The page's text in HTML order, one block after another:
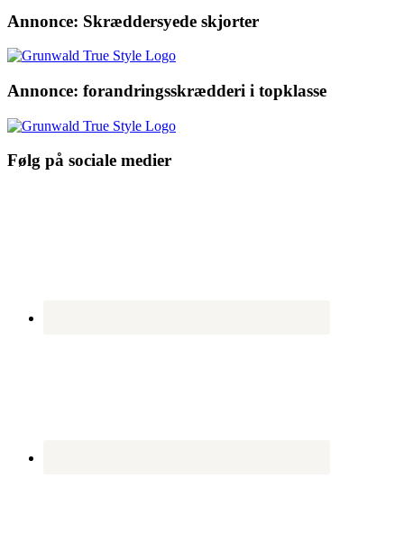
Annonce: Skræddersyede skjorter
Annonce: forandringsskrædderi i topklasse
Følg på sociale medier